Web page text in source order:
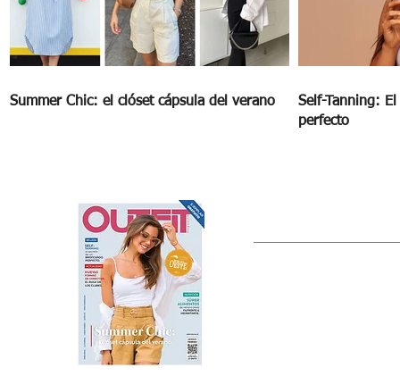
Summer Chic: el clóset cápsula del verano
Self-Tanning:
perfecto